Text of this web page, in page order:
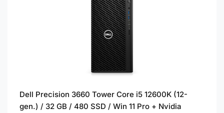
Dell Precision 3660 Tower Core i5 12600K (12-
gen.) / 32 GB / 480 SSD / Win 11 Pro + Nvidia